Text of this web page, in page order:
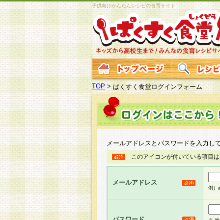
子供向けかんたんレシピの食育サイト
TOP >ぱくすく食堂ログインフォーム
メールアドレスとパスワードを入力し
このアイコンが付いている項目
メールアドレス
例）